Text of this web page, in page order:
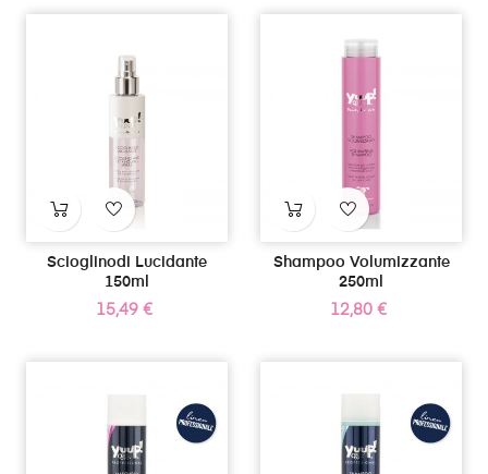
Scioglinodi Lucidante
150ml
Prezzo
15,49 €
Shampoo Volumizzante
250ml
Prezzo
12,80 €